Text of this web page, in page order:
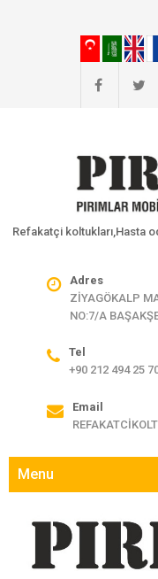
Refakatçi koltukları,Hasta
Adres
ZİYAGÖKALP
NO:7/A
Tel
+90 212 494 25
Email
Menu